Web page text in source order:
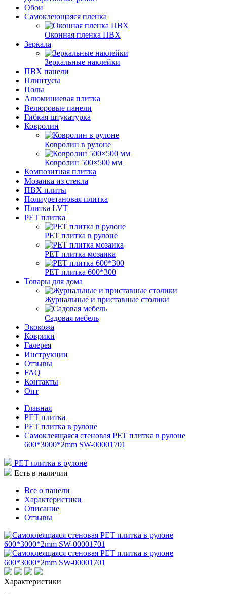
Обои
Самоклеющаяся пленка
Оконная пленка ПВХ
Зеркала
Зеркальные наклейки
ПВХ панели
Плинтусы
Полы
Алюминиевая плитка
Велюровые панели
Гибкая штукатурка
Ковролин
Ковролин в рулоне
Ковролин 500×500 мм
Композитная плитка
Мозаика из стекла
ПВХ плиты
Полиуретановая плитка
Плитка LVT
РЕТ плитка
РЕТ плитка в рулоне
РЕТ плитка мозаика
РЕТ плитка 600*300
Товары для дома
Журнальные и приставные столики
Садовая мебель
Экокожа
Коврики
Галерея
Инструкции
Отзывы
FAQ
Контакты
Опт
Главная
РЕТ плитка
РЕТ плитка в рулоне
Самоклеящаяся стеновая PET плитка в рулоне
600*3000*2mm SW-00001701
РЕТ плитка в рулоне
Есть в наличии
Все о панели
Характеристики
Описание
Отзывы
Характеристики